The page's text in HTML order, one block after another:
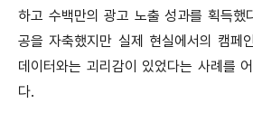
하고 수백만의 광고 노출 성과를 획득했
공을 자축했지만 실제 현실에서의 캠페
데이터와는 괴리감이 있었다는 사례를
다.